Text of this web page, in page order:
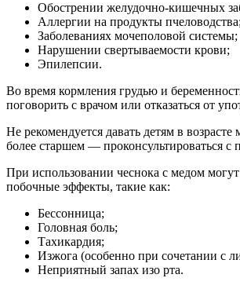
Обострении желудочно-кишечных
Аллергии на продукты пчеловодства;
Заболеваниях мочеполовой системы;
Нарушении свертываемости крови;
Эпилепсии.
Во время кормления грудью и
поговорить с врачом или отказаться от
Не рекомендуется давать детям в
более старшем — проконсультироваться с
При использовании чеснока с медом
побочные эффекты, такие как:
Бессонница;
Головная боль;
Тахикардия;
Изжога (особенно при сочетании с
Неприятный запах изо рта.